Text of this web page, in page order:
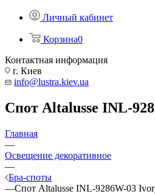
Личный кабинет
Корзина0
Контактная информация
г. Киев
info@lustra.kiev.ua
Спот Altalusse INL-
Главная
—
Освещение декоративное
—
Бра-споты
—Спот Altalusse INL-9286W-03